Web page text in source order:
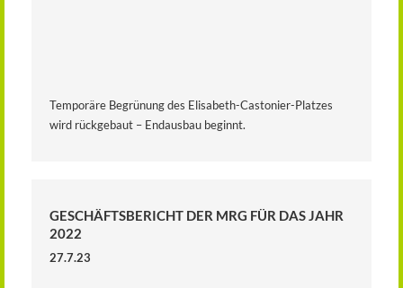
Temporäre Begrünung des Elisabeth-Castonier-Platzes
wird rückgebaut – Endausbau beginnt.
GESCHÄFTSBERICHT DER MRG FÜR DAS JAHR
2022
27.7.23